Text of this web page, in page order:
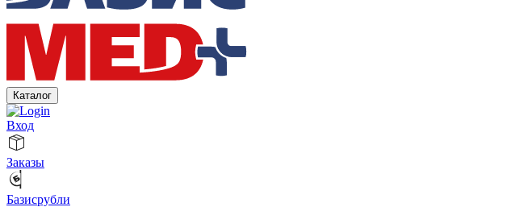
Каталог
Вход
Заказы
Базисрубли